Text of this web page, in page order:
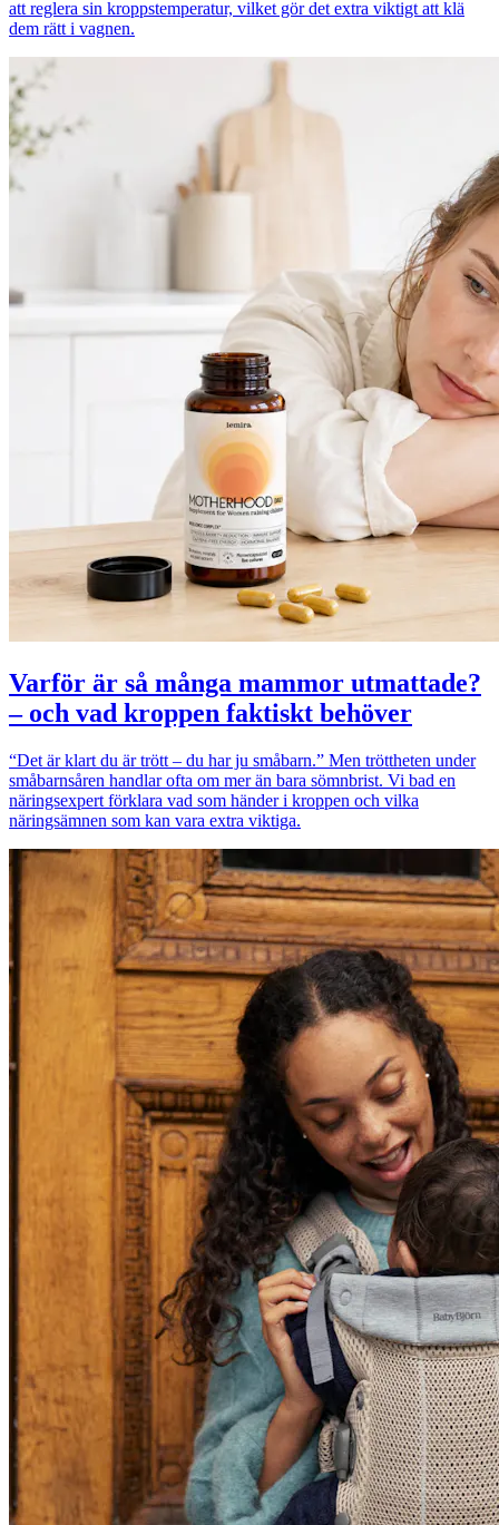
att reglera sin kroppstemperatur, vilket gör det extra viktigt att klä
dem rätt i vagnen.
Varför är så många mammor utmattade?
– och vad kroppen faktiskt behöver
“Det är klart du är trött – du har ju småbarn.” Men tröttheten under
småbarnsåren handlar ofta om mer än bara sömnbrist. Vi bad en
näringsexpert förklara vad som händer i kroppen och vilka
näringsämnen som kan vara extra viktiga.